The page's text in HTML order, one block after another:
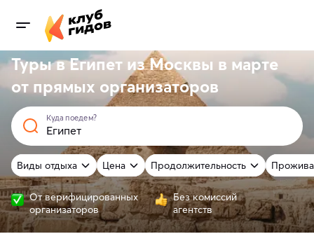
Туры в Египет из Москвы в марте
от прямых организаторов
Куда поедем?
Виды отдыха Цена Продолжительность
От верифицированных
организаторов
Без комиссий
агентств